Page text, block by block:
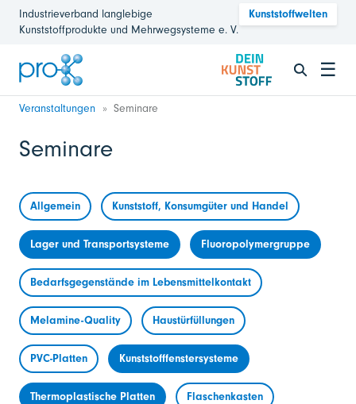
Industrieverband langlebige
Kunststoffprodukte und Mehrwegsysteme e. V.
Kunststoffwelten
☰
Veranstaltungen Seminare
Seminare
Allgemein Kunststoff, Konsumgüter und Handel
Lager und Transportsysteme Fluoropolymergruppe
Bedarfsgegenstände im Lebensmittelkontakt
Melamine-Quality Haustürfüllungen
PVC-Platten Kunststofffenstersysteme
Thermoplastische Platten Flaschenkasten